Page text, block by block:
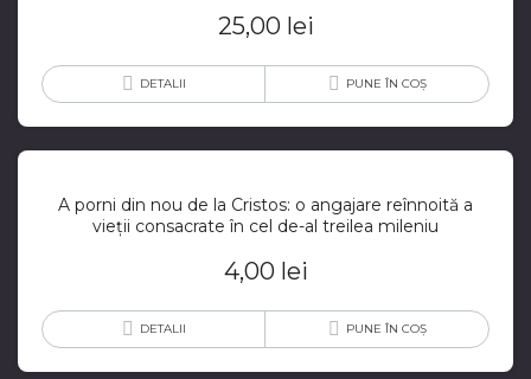
25,00 lei
DETALII PUNE ÎN COȘ
A porni din nou de la Cristos: o angajare reînnoită a
vieții consacrate în cel de-al treilea mileniu
4,00 lei
DETALII PUNE ÎN COȘ